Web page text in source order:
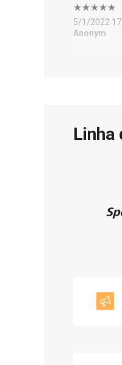
5/1/2022
Anonym
Linha